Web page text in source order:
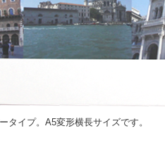
タイプ。A5変形横長サイズです。